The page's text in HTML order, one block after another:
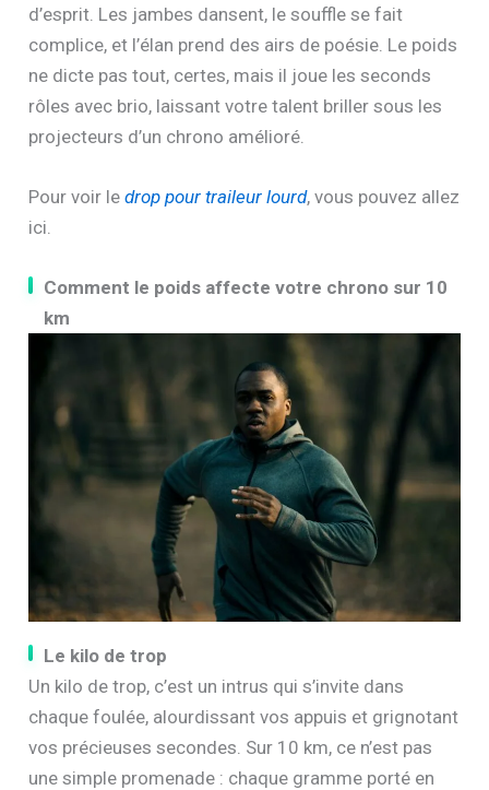
d’esprit. Les jambes dansent, le souffle se fait
complice, et l’élan prend des airs de poésie. Le poids
ne dicte pas tout, certes, mais il joue les seconds
rôles avec brio, laissant votre talent briller sous les
projecteurs d’un chrono amélioré.
Pour voir ledrop pour traileur lourd, vous pouvez allez
ici.
Comment le poids affecte votre chrono sur 10
km
Le kilo de trop
Un kilo de trop, c’est un intrus qui s’invite dans
chaque foulée, alourdissant vos appuis et grignotant
vos précieuses secondes. Sur 10 km, ce n’est pas
une simple promenade : chaque gramme porté en